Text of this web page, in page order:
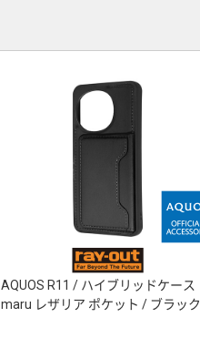
AQUOS R11 / ハイブリッドケース
maru レザリア ポケット / ブラック